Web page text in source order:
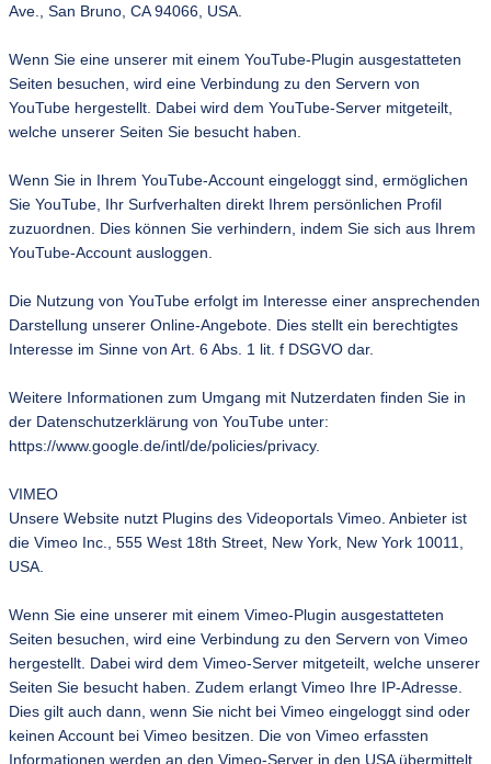
Ave., San Bruno, CA 94066, USA.
Wenn Sie eine unserer mit einem YouTube-Plugin ausgestatteten
Seiten besuchen, wird eine Verbindung zu den Servern von
YouTube hergestellt. Dabei wird dem YouTube-Server mitgeteilt,
welche unserer Seiten Sie besucht haben.
Wenn Sie in Ihrem YouTube-Account eingeloggt sind, ermöglichen
Sie YouTube, Ihr Surfverhalten direkt Ihrem persönlichen Profil
zuzuordnen. Dies können Sie verhindern, indem Sie sich aus Ihrem
YouTube-Account ausloggen.
Die Nutzung von YouTube erfolgt im Interesse einer ansprechenden
Darstellung unserer Online-Angebote. Dies stellt ein berechtigtes
Interesse im Sinne von Art. 6 Abs. 1 lit. f DSGVO dar.
Weitere Informationen zum Umgang mit Nutzerdaten finden Sie in
der Datenschutzerklärung von YouTube unter:
https://www.google.de/intl/de/policies/privacy.
VIMEO
Unsere Website nutzt Plugins des Videoportals Vimeo. Anbieter ist
die Vimeo Inc., 555 West 18th Street, New York, New York 10011,
USA.
Wenn Sie eine unserer mit einem Vimeo-Plugin ausgestatteten
Seiten besuchen, wird eine Verbindung zu den Servern von Vimeo
hergestellt. Dabei wird dem Vimeo-Server mitgeteilt, welche unserer
Seiten Sie besucht haben. Zudem erlangt Vimeo Ihre IP-Adresse.
Dies gilt auch dann, wenn Sie nicht bei Vimeo eingeloggt sind oder
keinen Account bei Vimeo besitzen. Die von Vimeo erfassten
Informationen werden an den Vimeo-Server in den USA übermittelt.